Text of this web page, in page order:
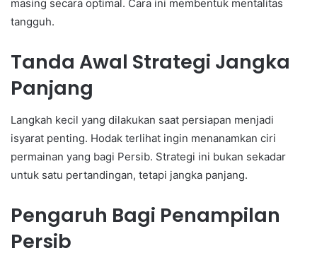
masing secara optimal. Cara ini membentuk mentalitas
tangguh.
Tanda Awal Strategi Jangka
Panjang
Langkah kecil yang dilakukan saat persiapan menjadi
isyarat penting. Hodak terlihat ingin menanamkan ciri
permainan yang bagi Persib. Strategi ini bukan sekadar
untuk satu pertandingan, tetapi jangka panjang.
Pengaruh Bagi Penampilan
Persib